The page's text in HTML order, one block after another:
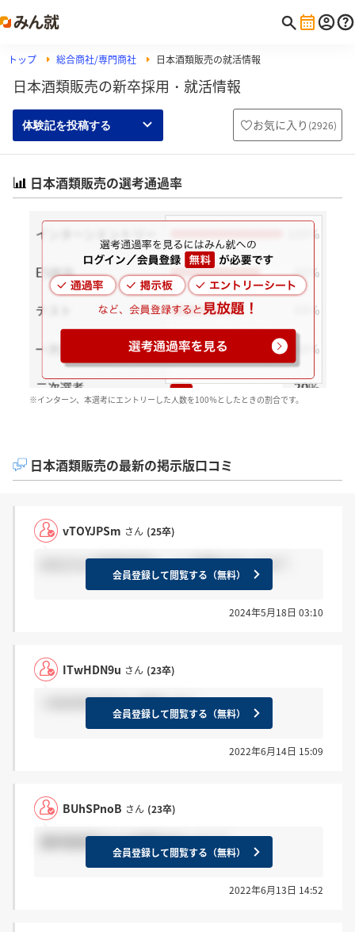
トップ 総合商社/専門商社 日本酒類販売の就活情報
日本酒類販売の新卒採用・就活情報
体験記を投稿する お気に入り (2926)
日本酒類販売の選考通過率
※インターン、本選考にエントリーした人数を100％としたときの割合です。
日本酒類販売の最新の掲示版口コミ
vTOYJPSm さん (25卒)
みなさんの面接結果は、いつ頃届きましたか？
会員登録して閲覧する（無料）
2024年5月18日 03:10
ITwHDN9u さん (23卒)
＞BUhSPnoBさん 来ました！
会員登録して閲覧する（無料）
2022年6月14日 15:09
BUhSPnoB さん (23卒)
最終面接受けた方連絡きました？？
会員登録して閲覧する（無料）
2022年6月13日 14:52